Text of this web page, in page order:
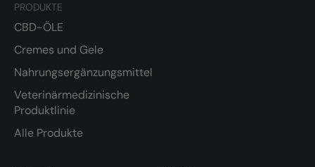
PRODUKTE
CBD-ÖLE
Cremes und Gele
Nahrungsergänzungsmittel
Veterinärmedizinische
Produktlinie
Alle Produkte